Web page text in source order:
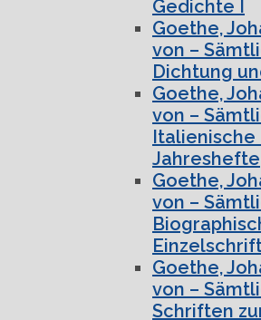
Gedichte I
Goethe,
von –
Dichtung
Goethe,
von –
Italienische
Jahreshefte
Goethe,
von –
Goethe,
von –
Schriften